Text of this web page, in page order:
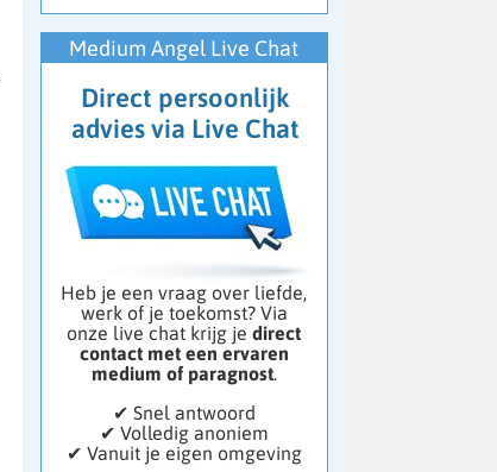
Medium Angel Live Chat
Direct persoonlijk
advies via Live Chat
Heb je een vraag over liefde,
werk of je toekomst? Via
onze live chat krijg jedirect
contact met een ervaren
medium of paragnost.
✔ Snel antwoord
✔ Volledig anoniem
✔ Vanuit je eigen omgeving